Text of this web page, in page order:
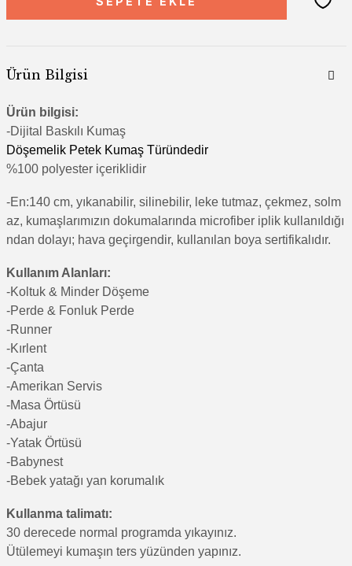
Ürün Bilgisi
Ürün bilgisi:
-Dijital Baskılı Kumaş
Döşemelik Petek Kumaş Türündedir
%100 polyester içeriklidir
-En:140 cm, yıkanabilir, silinebilir, leke tutmaz, çekmez, solm
az, kumaşlarımızın dokumalarında microfiber iplik kullanıldığı
ndan dolayı; hava geçirgendir, kullanılan boya sertifikalıdır.
Kullanım Alanları:
-Koltuk & Minder Döşeme
-Perde & Fonluk Perde
-Runner
-Kırlent
-Çanta
-Amerikan Servis
-Masa Örtüsü
-Abajur
-Yatak Örtüsü
-Babynest
-Bebek yatağı yan korumalık
Kullanma talimatı:
30 derecede normal programda yıkayınız.
Ütülemeyi kumaşın ters yüzünden yapınız.